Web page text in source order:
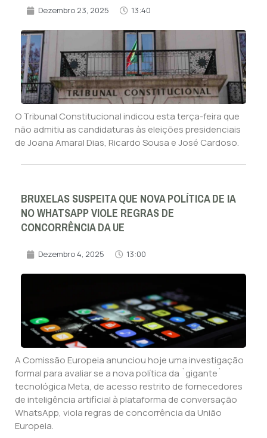
Dezembro 23, 2025 13:40
O Tribunal Constitucional indicou esta terça-feira que
não admitiu as candidaturas às eleições presidenciais
de Joana Amaral Dias, Ricardo Sousa e José Cardoso.
BRUXELAS SUSPEITA QUE NOVA POLÍTICA DE IA
NO WHATSAPP VIOLE REGRAS DE
CONCORRÊNCIA DA UE
Dezembro 4, 2025 13:00
A Comissão Europeia anunciou hoje uma investigação
formal para avaliar se a nova política da `gigante`
tecnológica Meta, de acesso restrito de fornecedores
de inteligência artificial à plataforma de conversação
WhatsApp, viola regras de concorrência da União
Europeia.